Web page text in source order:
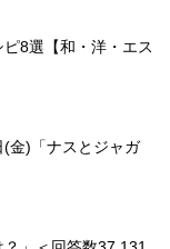
8選【和・洋・エス
(金)「ナスとジャガ